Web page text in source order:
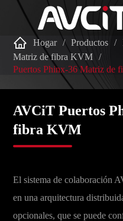
AVCiT Puertos
fibra KVM
El sistema de colaboración
en una arquitectura
opcionales, que se puede
 Hogar Productos
Matriz de fibra KVM
Puertos Phinx-36 Matriz de